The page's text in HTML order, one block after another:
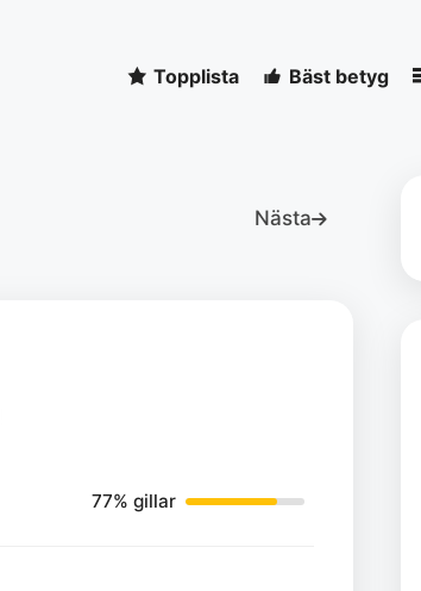
Topplista Bäst betyg
Nästa
77% gillar